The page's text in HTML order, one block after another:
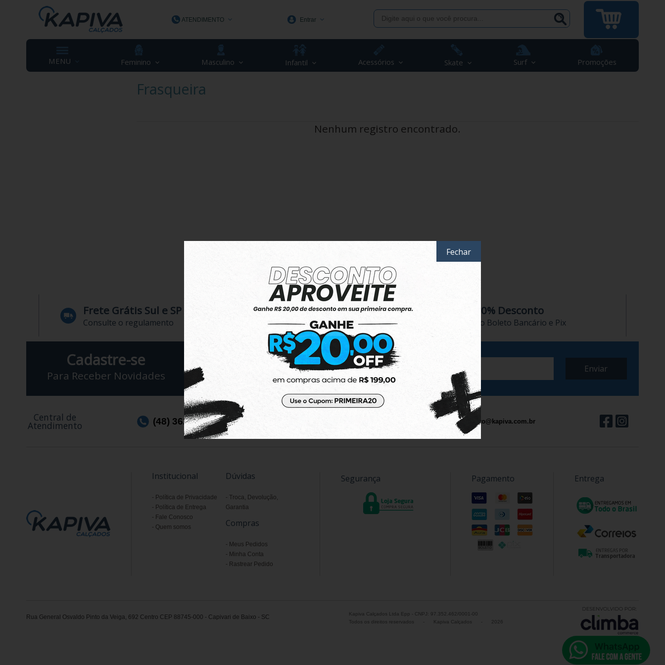
ATENDIMENTO
(48) 3623-1991
contato@kapiva.com.br
Entrar
MENU Feminino Masculino Infantil Acessórios Skate Surf Promoções
Frasqueira
Nenhum registro encontrado.
Frete Grátis Sul e SP
Consulte o regulamento
6x Sem Juros
no Cartão de Crédito
10% Desconto
no Boleto Bancário e Pix
Cadastre-se
Para Receber Novidades
Central de
Atendimento (48) 3623-1991 contato@kapiva.com.br
Institucional
Política de Privacidade
Política de Entrega
Fale Conosco
Quem somos
Dúvidas
Troca, Devolução,
Garantia
Compras
Meus Pedidos
Minha Conta
Rastrear Pedido
Segurança Pagamento Entrega
Rua General Osvaldo Pinto da Veiga, 692 Centro CEP 88745-000 - Capivari de Baixo - SC
Kapiva Calçados Ltda Epp - CNPJ: 97.352.462/0001-00
Todos os direitos reservados
- Kapiva Calçados - 2026
Fechar